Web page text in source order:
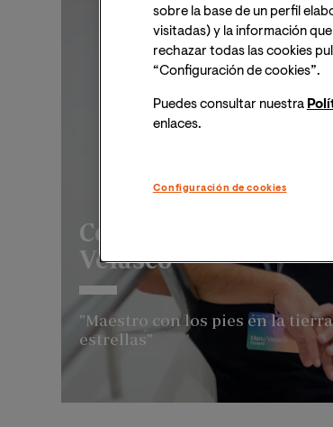
Con la participación
Velasco
"Maestro con los pies en la
estrellas"
sobre la base de un perfil
visitadas) y la información
rechazar todas las cookies
“Configuración de cookies”.
Puedes consultar nuestra
enlaces.
Configuración de cookies